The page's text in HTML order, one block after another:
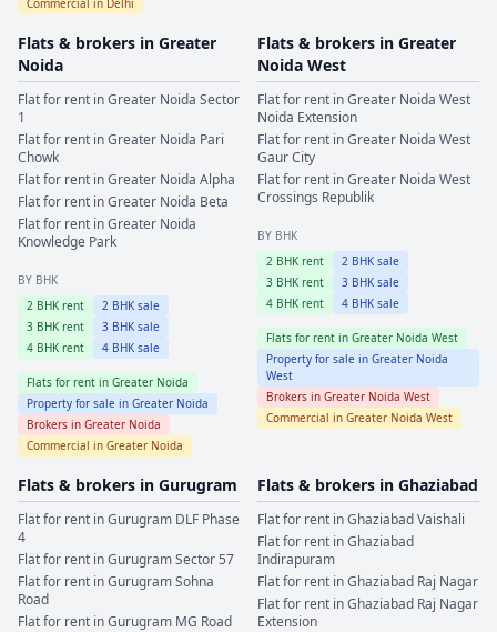
Flats & brokers in Greater
Noida
Flat for rent inGreater Noida Sector
1
Flat for rent inGreater Noida Pari
Chowk
Flat for rent inGreater Noida Alpha
Flat for rent inGreater Noida Beta
Flat for rent inGreater Noida
Knowledge Park
BY BHK
2 BHK rent 2 BHK sale
3 BHK rent 3 BHK sale
4 BHK rent 4 BHK sale
Flats for rent in Greater Noida
Property for sale in Greater Noida
Brokers in Greater Noida
Commercial in Greater Noida
Flats & brokers in Greater
Noida West
Flat for rent inGreater Noida West
Noida Extension
Flat for rent inGreater Noida West
Gaur City
Flat for rent inGreater Noida West
Crossings Republik
BY BHK
2 BHK rent 2 BHK sale
3 BHK rent 3 BHK sale
4 BHK rent 4 BHK sale
Flats for rent in Greater Noida West
Property for sale in Greater Noida
West
Brokers in Greater Noida West
Commercial in Greater Noida West
Flats & brokers in Gurugram
Flat for rent inGurugram DLF Phase
4
Flat for rent inGurugramSector 57
Flat for rent inGurugramSohna
Road
Flat for rent inGurugram MG Road
Flats & brokers in Ghaziabad
Flat for rent inGhaziabadVaishali
Flat for rent inGhaziabad
Indirapuram
Flat for rent inGhaziabad Raj Nagar
Flat for rent inGhaziabad Raj Nagar
Extension